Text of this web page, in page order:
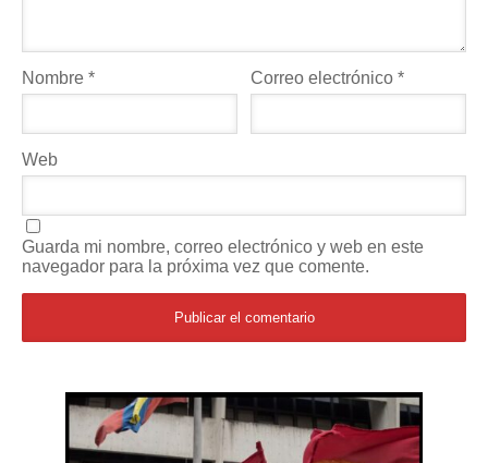
Nombre * Correo electrónico*
Web
Guarda mi nombre, correo electrónico y web en este
navegador para la próxima vez que comente.